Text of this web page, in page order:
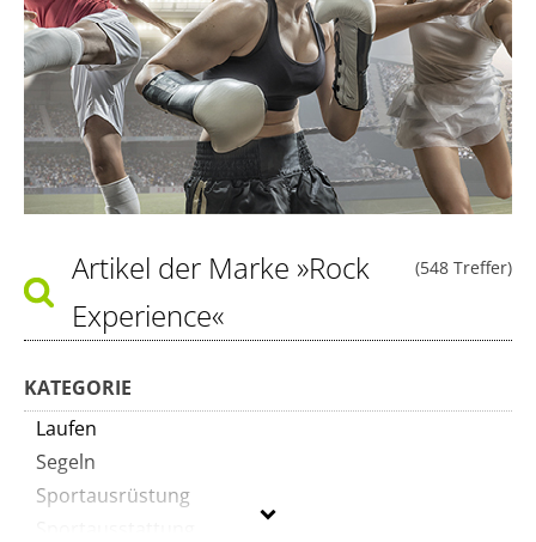
(548 Treffer)
Artikel der Marke »Rock
Experience«
KATEGORIE
Laufen
Segeln
Sportausrüstung